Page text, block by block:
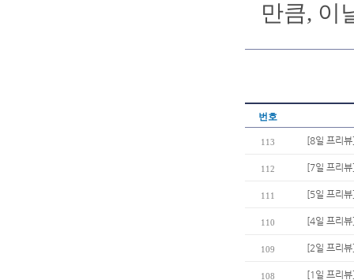
만큼, 이
번호
113 [8일 프리
112 [7일 프리
111 [5일 프리
110 [4일 프리
109 [2일 프리
108 [1일 프리